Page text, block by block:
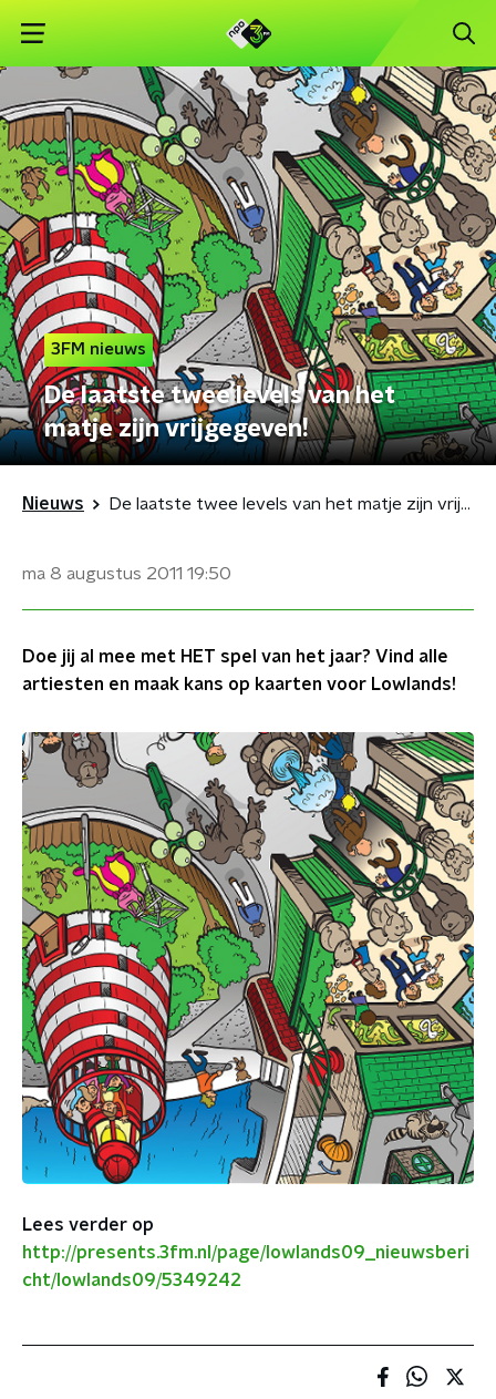
3FM nieuws
De laatste twee levels van het
matje zijn vrijgegeven!
Nieuws De laatste twee levels van het matje zijn vrijgegeven!
ma 8 augustus 2011 19:50
Doe jij al mee met HET spel van het jaar? Vind alle
artiesten en maak kans op kaarten voor Lowlands!
Lees verder op
http://presents.3fm.nl/page/lowlands09_nieuwsberi
cht/lowlands09/5349242